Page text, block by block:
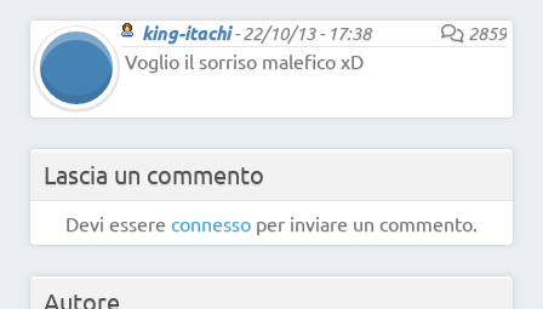
king-itachi-22/10/13 - 17:38
2859
Voglio il sorriso malefico xD
Lascia un commento
Devi essere connesso per inviare un commento.
Autore